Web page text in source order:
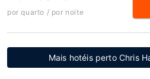
por quarto / por noite
Mais hotéis perto Chris